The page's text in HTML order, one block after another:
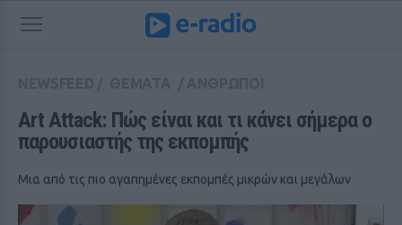
Art Attack: Πώς είναι και τι κάνει σήμερα ο
παρουσιαστής της εκπομπής
Μια από τις πιο αγαπημένες εκπομπές μικρών και μεγάλων